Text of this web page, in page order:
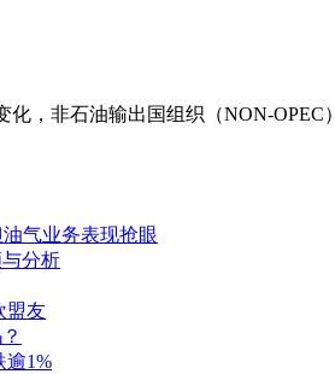
化，非石油输出国组织（NON-
气业务表现抢眼
分析
盟友
逾1%